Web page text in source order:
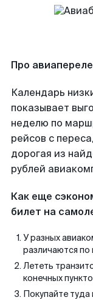
Про
Календарь
показывает
неделю по
рейсов с
дорогая из
рублей
Как еще
билет на
У разных
различаются по
Лететь
конечных
Покупайте